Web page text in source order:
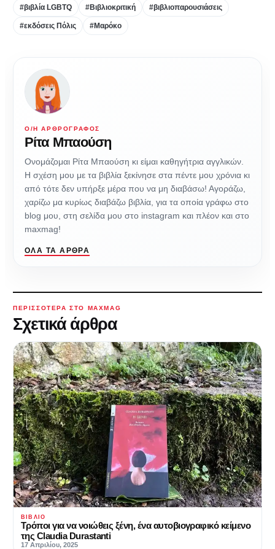
#βιβλία LGBTQ #Βιβλιοκριτική #βιβλιοπαρουσιάσεις
#εκδόσεις Πόλις #Μαρόκο
Ο/Η ΑΡΘΡΟΓΡΆΦΟΣ
Ρίτα Μπαούση
Ονομάζομαι Ρίτα Μπαούση κι είμαι καθηγήτρια αγγλικών.
Η σχέση μου με τα βιβλία ξεκίνησε στα πέντε μου χρόνια κι
από τότε δεν υπήρξε μέρα που να μη διαβάσω! Αγοράζω,
χαρίζω μα κυρίως διαβάζω βιβλία, για τα οποία γράφω στο
blog μου, στη σελίδα μου στο instagram και πλέον και στο
maxmag!
ΌΛΑ ΤΑ ΆΡΘΡΑ
ΠΕΡΙΣΣΌΤΕΡΑ ΣΤΟ MAXMAG
Σχετικά άρθρα
ΒΙΒΛΊΟ
Τρόποι για να νοιώθεις ξένη, ένα αυτοβιογραφικό κείμενο
της Claudia Durastanti
17 Απριλίου, 2025